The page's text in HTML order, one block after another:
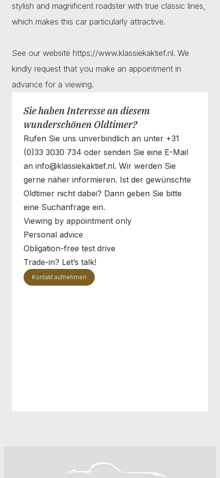
stylish and magnificent roadster with true classic lines,
which makes this car particularly attractive.
See our website https://www.klassiekaktief.nl. We
kindly request that you make an appointment in
advance for a viewing.
Sie haben Interesse an diesem
wunderschönen Oldtimer?
Rufen Sie uns unverbindlich an unter +31
(0)33 3030 734 oder senden Sie eine E-Mail
an info@klassiekaktief.nl. Wir werden Sie
gerne näher informieren. Ist der gewünschte
Oldtimer nicht dabei? Dann geben Sie bitte
eine Suchanfrage ein.
Viewing by appointment only
Personal advice
Obligation-free test drive
Trade-in? Let’s talk!
Kontakt aufnehmen